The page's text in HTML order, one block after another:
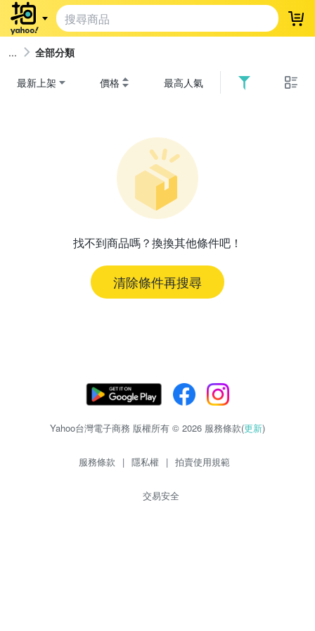
登
全部分類
最新上架 價格 最高人氣
找不到商品嗎？換換其他條件吧！
清除條件再搜尋
Yahoo台灣電子商務 版權所有 © 2026 服務條款(更新)
服務條款 | 隱私權 | 拍賣使用規範
交易安全